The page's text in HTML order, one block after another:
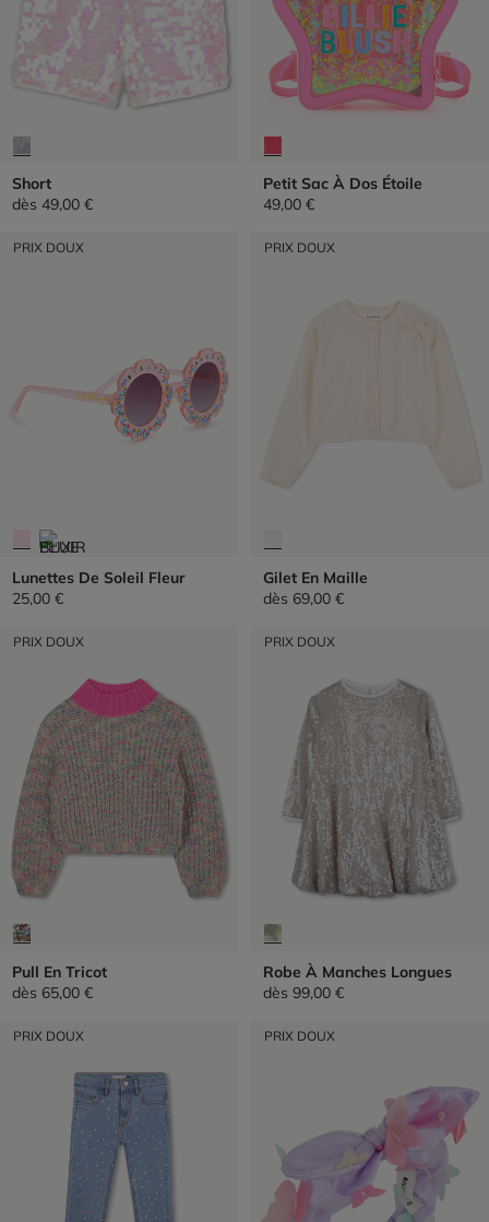
Short
dès 49,00 €
Petit Sac À Dos Étoile
49,00 €
PRIX DOUX
Lunettes De Soleil Fleur
25,00 €
PRIX DOUX
Gilet En Maille
dès 69,00 €
PRIX DOUX
Pull En Tricot
dès 65,00 €
PRIX DOUX
Robe À Manches Longues
dès 99,00 €
PRIX DOUX PRIX DOUX